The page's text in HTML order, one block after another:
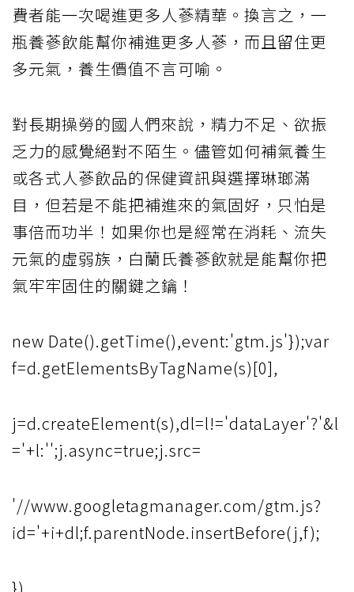
費者能一次喝進更多人蔘精華。換言之，一
瓶養蔘飲能幫你補進更多人蔘，而且留住更
多元氣，養生價值不言可喻。
對長期操勞的國人們來說，精力不足、欲振
乏力的感覺絕對不陌生。儘管如何補氣養生
或各式人蔘飲品的保健資訊與選擇琳瑯滿
目，但若是不能把補進來的氣固好，只怕是
事倍而功半！如果你也是經常在消耗、流失
元氣的虛弱族，白蘭氏養蔘飲就是能幫你把
氣牢牢固住的關鍵之鑰！
new Date().getTime(),event:'gtm.js'});var
f=d.getElementsByTagName(s)[0],
j=d.createElement(s),dl=l!='dataLayer'?'&l
='+l:'';j.async=true;j.src=
'//www.googletagmanager.com/gtm.js?
id='+i+dl;f.parentNode.insertBefore(j,f);